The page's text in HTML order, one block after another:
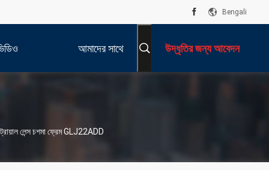
Bengali
আমাদের সাথে উদ্ধৃতির জন্য আবেদন
লেন্স চশমা ফ্রেম GLJ22ADD